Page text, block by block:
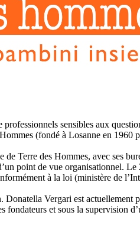
sensibles aux
(fondé à Losanne en 1960
Terre des Hommes, avec ses
point de vue organisationnel.
à la loi (ministère de
Vergari est
et sous la supervision